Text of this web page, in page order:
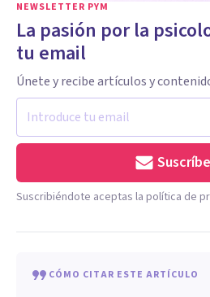
NEWSLETTER PYM
La pasión por la
tu email
Únete y recibe artículos y
Suscribiéndote aceptas la política de
CÓMO CITAR ESTE ARTÍCULO